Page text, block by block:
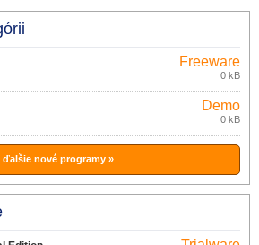
Freeware
0 kB
Demo
0 kB
ďalšie nové programy »